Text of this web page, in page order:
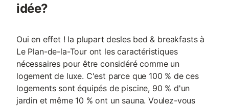
idée?
Oui en effet ! la plupart desles bed & breakfasts à
Le Plan-de-la-Tour ont les caractéristiques
nécessaires pour être considéré comme un
logement de luxe. C'est parce que 100 % de ces
logements sont équipés de piscine, 90 % d'un
jardin et même 10 % ont un sauna. Voulez-vous